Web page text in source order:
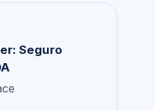
Seguro